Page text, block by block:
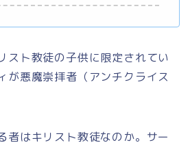
スト教徒の子供に限定されてい
が悪魔崇拝者（アンチクライス
者はキリスト教徒なのか。サー